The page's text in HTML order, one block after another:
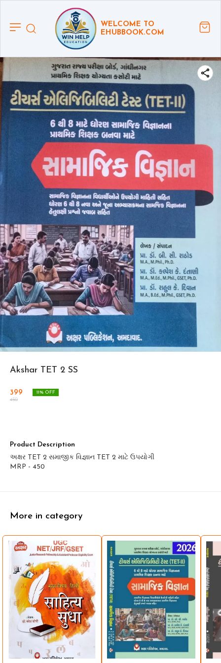
WELCOME TO
EHUBBOOK.COM
Akshar TET 2 SS
399
450
11% OFF
Product Description
અક્ષર TET 2 સમાજીક વિજ્ઞાન TET 2 માટે ઉપયોગી
More in category